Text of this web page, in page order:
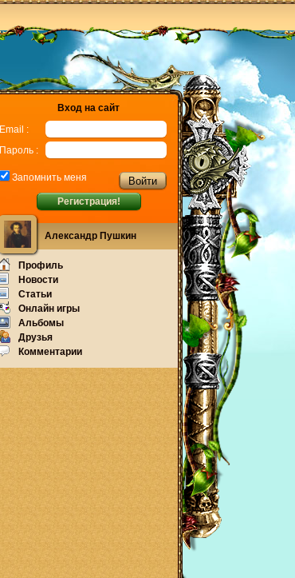
Вход на сайт
Email :
Пароль :
Запомнить меня
Регистрация!
Александр Пушкин
Профиль
Новости
Статьи
Онлайн игры
Альбомы
Друзья
Комментарии